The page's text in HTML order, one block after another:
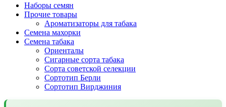
Наборы семян
Прочие товары
Ароматизаторы для табака
Семена махорки
Семена табака
Ориенталы
Сигарные сорта табака
Сорта советской селекции
Сортотип Берли
Сортотип Вирджиния